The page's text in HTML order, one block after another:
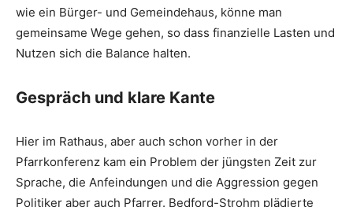
wie ein Bürger- und Gemeindehaus, könne man
gemeinsame Wege gehen, so dass finanzielle Lasten und
Nutzen sich die Balance halten.
Gespräch und klare Kante
Hier im Rathaus, aber auch schon vorher in der
Pfarrkonferenz kam ein Problem der jüngsten Zeit zur
Sprache, die Anfeindungen und die Aggression gegen
Politiker aber auch Pfarrer. Bedford-Strohm plädierte